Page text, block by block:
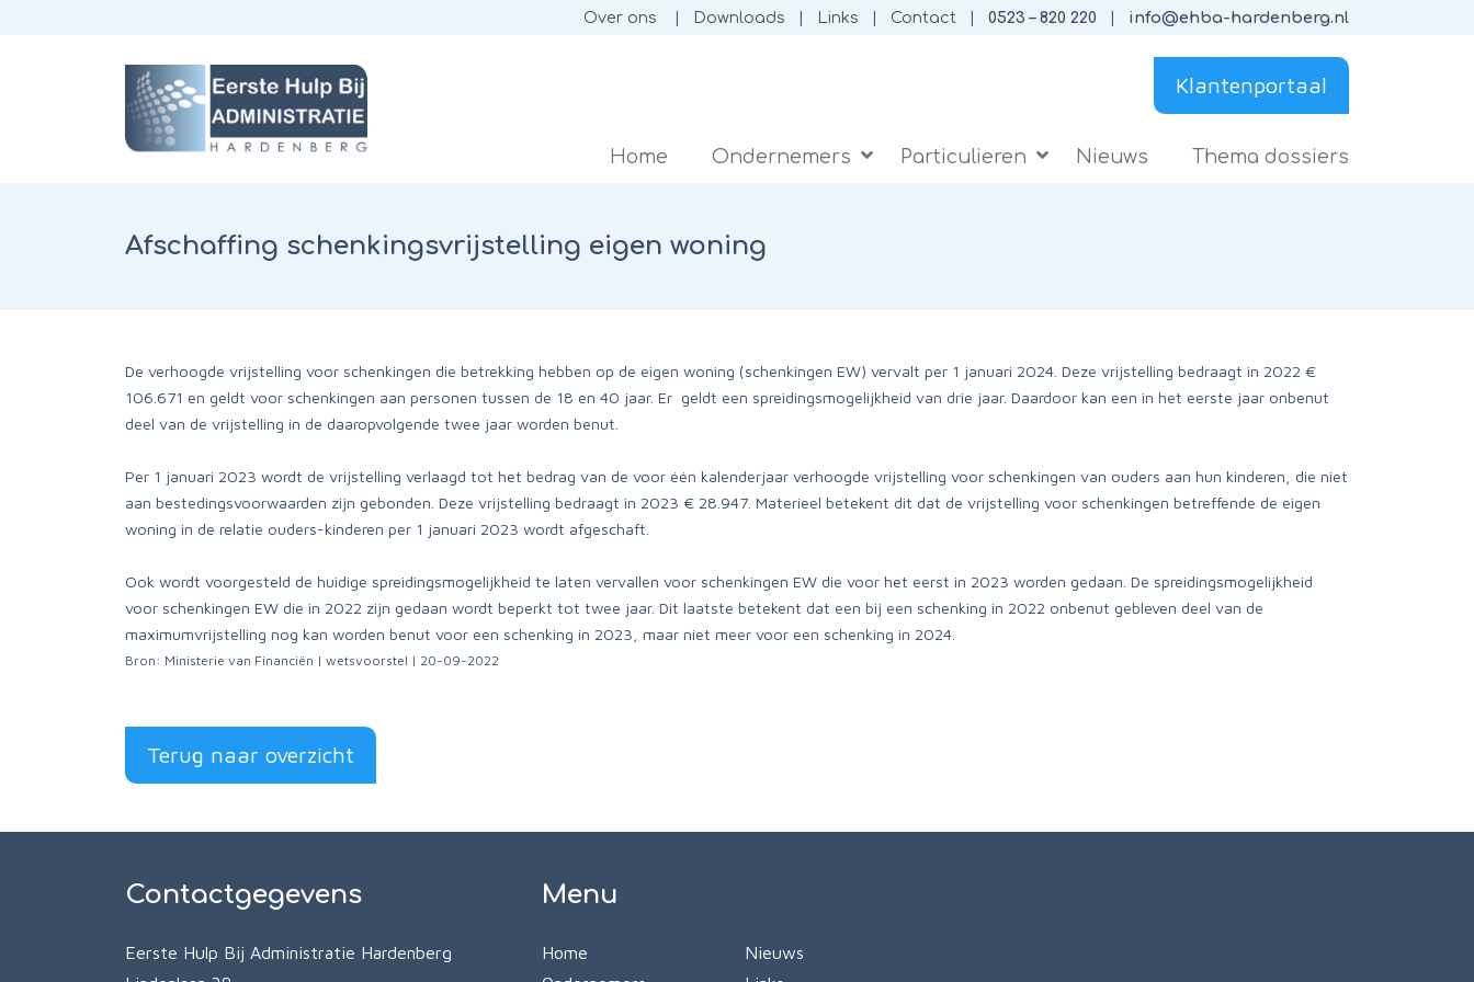
Over ons Downloads Links Contact 0523 – 820 220 info@ehba-hardenberg.nl
Klantenportaal
Home Ondernemers Particulieren Nieuws Thema dossiers
Afschaffing schenkingsvrijstelling eigen woning
De verhoogde vrijstelling voor schenkingen die betrekking hebben op de eigen woning (schenkingen EW) vervalt per 1 januari 2024. Deze vrijstelling bedraagt in 2022 €
106.671 en geldt voor schenkingen aan personen tussen de 18 en 40 jaar. Er geldt een spreidingsmogelijkheid van drie jaar. Daardoor kan een in het eerste jaar onbenut
deel van de vrijstelling in de daaropvolgende twee jaar worden benut.
Per 1 januari 2023 wordt de vrijstelling verlaagd tot het bedrag van de voor één kalenderjaar verhoogde vrijstelling voor schenkingen van ouders aan hun kinderen, die niet
aan bestedingsvoorwaarden zijn gebonden. Deze vrijstelling bedraagt in 2023 € 28.947. Materieel betekent dit dat de vrijstelling voor schenkingen betreffende de eigen
woning in de relatie ouders-kinderen per 1 januari 2023 wordt afgeschaft.
Ook wordt voorgesteld de huidige spreidingsmogelijkheid te laten vervallen voor schenkingen EW die voor het eerst in 2023 worden gedaan. De spreidingsmogelijkheid
voor schenkingen EW die in 2022 zijn gedaan wordt beperkt tot twee jaar. Dit laatste betekent dat een bij een schenking in 2022 onbenut gebleven deel van de
maximumvrijstelling nog kan worden benut voor een schenking in 2023, maar niet meer voor een schenking in 2024.
Bron: Ministerie van Financiën | wetsvoorstel | 20-09-2022
Terug naar overzicht
Contactgegevens
Eerste Hulp Bij Administratie Hardenberg
Menu
Home
Nieuws